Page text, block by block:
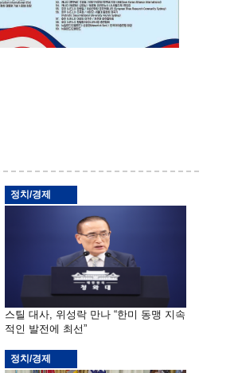
정치/경제
스틸 대사, 위성락 만나 “한미 동맹 지속
적인 발전에 최선”
정치/경제